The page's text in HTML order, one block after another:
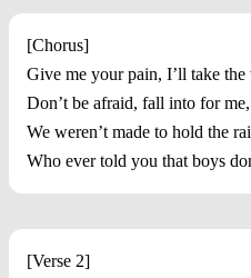
[Chorus]
Give me your pain, I’ll take
Don’t be afraid, fall into for
We weren’t made to hold the
Who ever told you that boys
[Verse 2]